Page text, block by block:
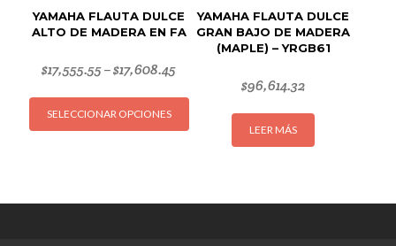
de
producto
YAMAHA FLAUTA DULCE
ALTO DE MADERA EN FA
$17,555.55–$17,608.45
SELECCIONAR OPCIONES
Este
producto
Las
YAMAHA FLAUTA DULCE
GRAN BAJO DE MADERA
(MAPLE) – YRGB61
$96,614.32
LEER MÁS